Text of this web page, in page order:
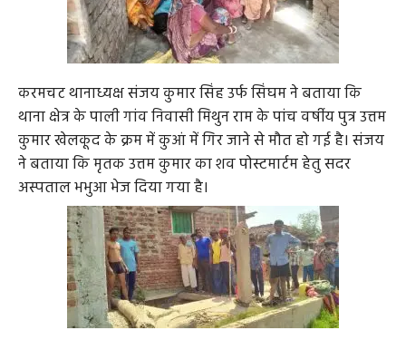
करमचट थानाध्यक्ष संजय कुमार सिंह उर्फ सिंघम ने बताया कि
थाना क्षेत्र के पाली गांव निवासी मिथुन राम के पांच वर्षीय पुत्र उत्तम
कुमार खेलकूद के क्रम में कुआं में गिर जाने से मौत हो गई है। संजय
ने बताया कि मृतक उत्तम कुमार का शव पोस्टमार्टम हेतु सदर
अस्पताल भभुआ भेज दिया गया है।